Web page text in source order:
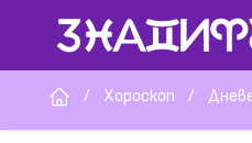
/ Хороскоп /